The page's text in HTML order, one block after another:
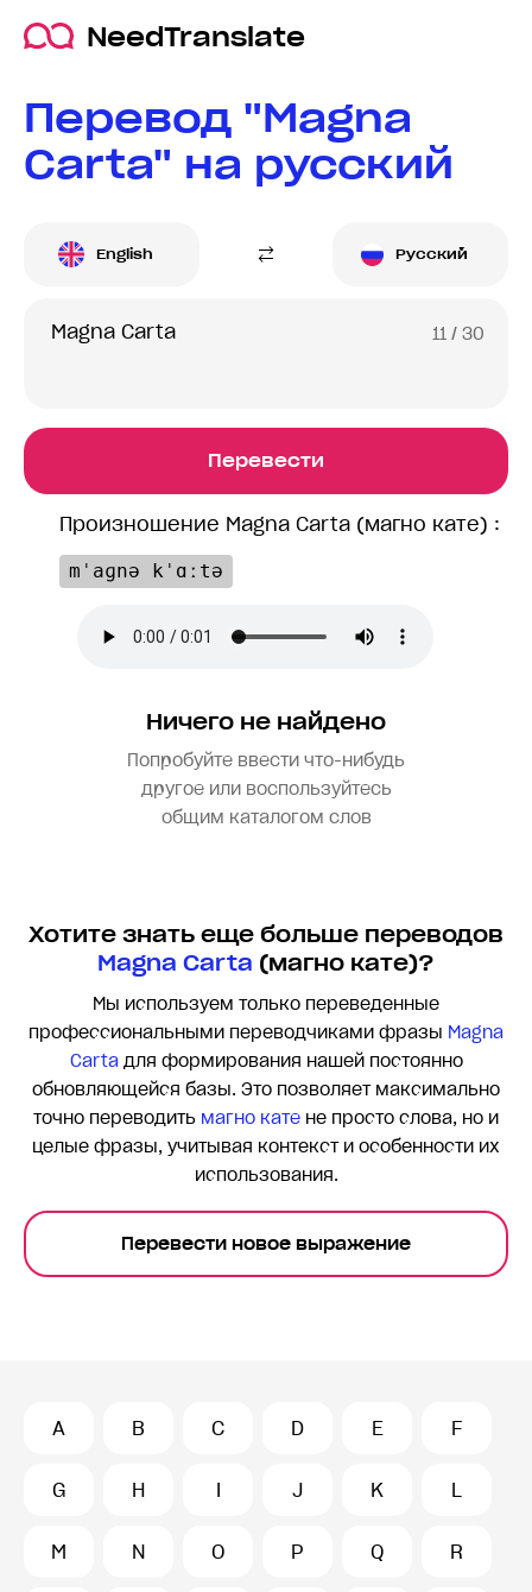
NeedTranslate
Перевод "Magna
Carta" на русский
English Русский
11 / 30
Перевести
Произношение Magna Carta (магно кате) :
mˈaɡnə kˈɑːtə
Ничего не найдено
Попробуйте ввести что-нибудь
другое или воспользуйтесь
общим каталогом слов
Хотите знать еще больше переводов
Magna Carta (магно кате)?
Мы используем только переведенные
профессиональными переводчиками фразы Magna
Cartaдля формирования нашей постоянно
обновляющейся базы. Это позволяет максимально
точно переводить магно кате не просто слова, но и
целые фразы, учитывая контекст и особенности их
использования.
Перевести новое выражение
A B C D E F
G H I J K L
M N O P Q R